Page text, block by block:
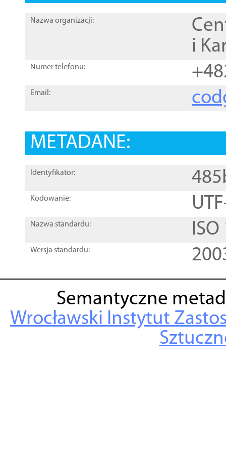
Nazwa organizacji:
i
Numer telefonu:
Email:
METADANE:
Identyfikator:
Kodowanie:
Nazwa standardu:
Wersja standardu:
Semantyczne
Wrocławski Instytut